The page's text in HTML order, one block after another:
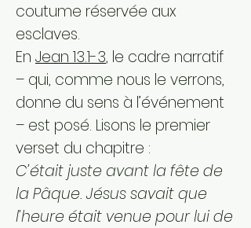
coutume réservée aux
esclaves.
En Jean 13.1-3, le cadre narratif
– qui, comme nous le verrons,
donne du sens à l’événement
– est posé. Lisons le premier
verset du chapitre :
C’était juste avant la fête de
la Pâque. Jésus savait que
l’heure était venue pour lui de